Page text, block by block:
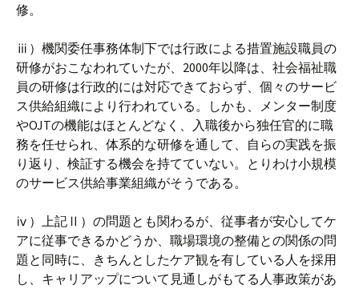
修。
ⅲ）機関委任事務体制下では行政による措置施設職員の
研修がおこなわれていたが、2000年以降は、社会福祉職
員の研修は行政的には対応できておらず、個々のサービ
ス供給組織により行われている。しかも、メンター制度
やOJTの機能はほとんどなく、入職後から独任官的に職
務を任せられ、体系的な研修を通して、自らの実践を振
り返り、検証する機会を持てていない。とりわけ小規模
のサービス供給事業組織がそうである。
ⅳ）上記Ⅱ）の問題とも関わるが、従事者が安心してケ
アに従事できるかどうか、職場環境の整備との関係の問
題と同時に、きちんとしたケア観を有している人を採用
し、キャリアップについて見通しがもてる人事政策があ